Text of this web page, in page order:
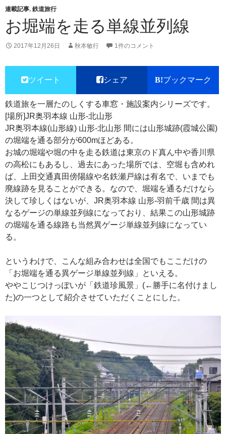
連載記事, 鉄道旅行
お堀端を走る単線並列線
2017年12月26日 秋本敏行 1件のコメント
ツイート シェア ブックマーク
鉄道旅を一層たのしくする車窓・施設案内シリーズです。
[場所]JR奥羽本線 山形-北山形
JR奥羽本線(山形線) 山形-北山形 間には山形城跡(霞城公園)
の堀端を通る部分が600mほどある。
お城の堀端や堀の中を走る鉄道は東京のド真ん中や香川県
の高松にもあるし、過去にあった場所では、空堀も含めれ
ば、上田交通真田傍陽線や名鉄瀬戸線は有名で、いまでも
廃線跡を見ることができる。なので、堀端を通るだけなら
決して珍しくはないが、JR奥羽本線 山形-羽前千歳 間は異
なるゲージの単線並列線になっており、結果この山形城跡
の堀端を通る線路も当然異ゲージ単線並列線になってい
る。
というわけで、こんな組み合わせは全国でもここだけの
「お堀端を通る異ゲージ単線並列線」といえる。
ややこじつけっぽいが「鉄道珍風景」(←勝手に名付けまし
た)の一つとして紹介させていただくことにした。